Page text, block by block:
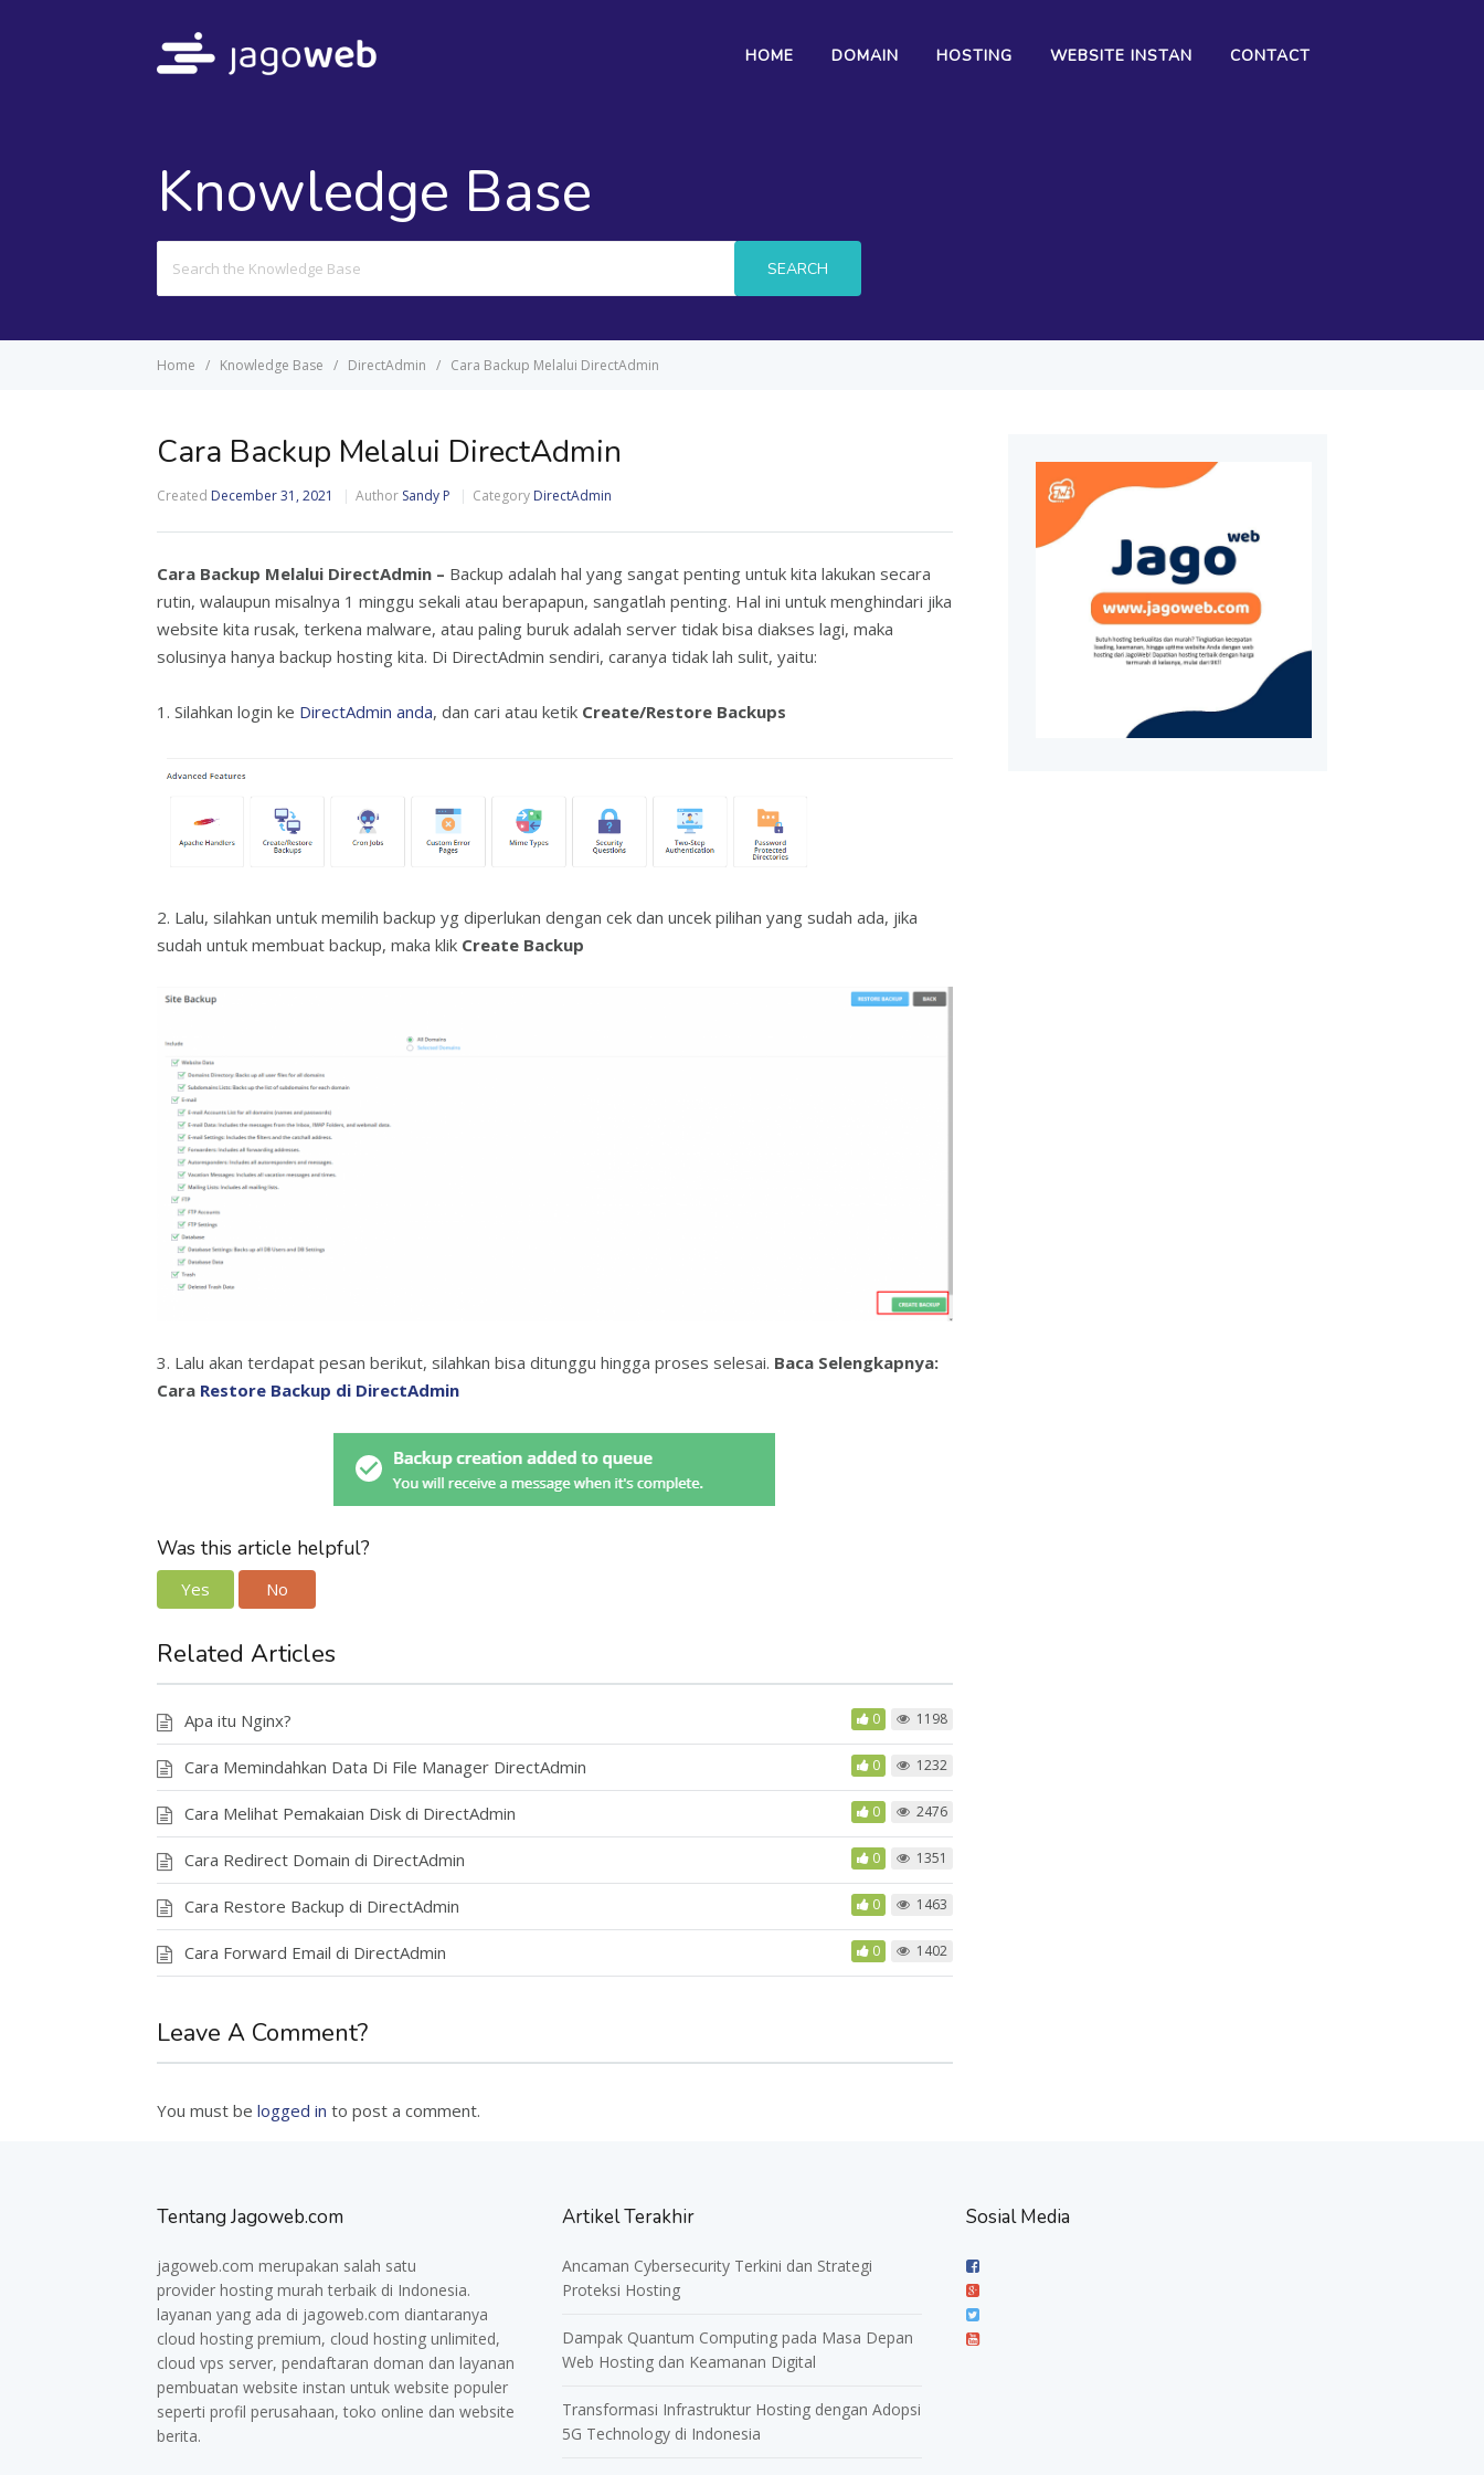
HOME DOMAIN HOSTING WEBSITE INSTAN CONTACT
Knowledge Base
For
SEARCH
Home Knowledge Base DirectAdmin Cara Backup Melalui DirectAdmin
Cara Backup Melalui DirectAdmin
Created December 31, 2021 Author Sandy P Category DirectAdmin
Cara Backup Melalui DirectAdmin – Backup adalah hal yang sangat penting untuk kita lakukan secara
rutin, walaupun misalnya 1 minggu sekali atau berapapun, sangatlah penting. Hal ini untuk menghindari jika
website kita rusak, terkena malware, atau paling buruk adalah server tidak bisa diakses lagi, maka
solusinya hanya backup hosting kita. Di DirectAdmin sendiri, caranya tidak lah sulit, yaitu:
1. Silahkan login ke DirectAdmin anda, dan cari atau ketik Create/Restore Backups
2. Lalu, silahkan untuk memilih backup yg diperlukan dengan cek dan uncek pilihan yang sudah ada, jika
sudah untuk membuat backup, maka klik Create Backup
3. Lalu akan terdapat pesan berikut, silahkan bisa ditunggu hingga proses selesai. Baca Selengkapnya:
Cara Restore Backup di DirectAdmin
Was this article helpful?
Yes No
Related Articles
Apa itu Nginx? 0 1198
Cara Memindahkan Data Di File Manager DirectAdmin 0 1232
Cara Melihat Pemakaian Disk di DirectAdmin 0 2476
Cara Redirect Domain di DirectAdmin 0 1351
Cara Restore Backup di DirectAdmin 0 1463
Cara Forward Email di DirectAdmin 0 1402
Leave A Comment?
You must be logged in to post a comment.
Tentang Jagoweb.com
jagoweb.com merupakan salah satu
provider hosting murah terbaik di Indonesia.
layanan yang ada di jagoweb.com diantaranya
cloud hosting premium, cloud hosting unlimited,
cloud vps server, pendaftaran doman dan layanan
pembuatan website instan untuk website populer
seperti profil perusahaan, toko online dan website
berita.
Artikel Terakhir
Ancaman Cybersecurity Terkini dan Strategi
Proteksi Hosting
Dampak Quantum Computing pada Masa Depan
Web Hosting dan Keamanan Digital
Transformasi Infrastruktur Hosting dengan Adopsi
5G Technology di Indonesia
Sosial Media